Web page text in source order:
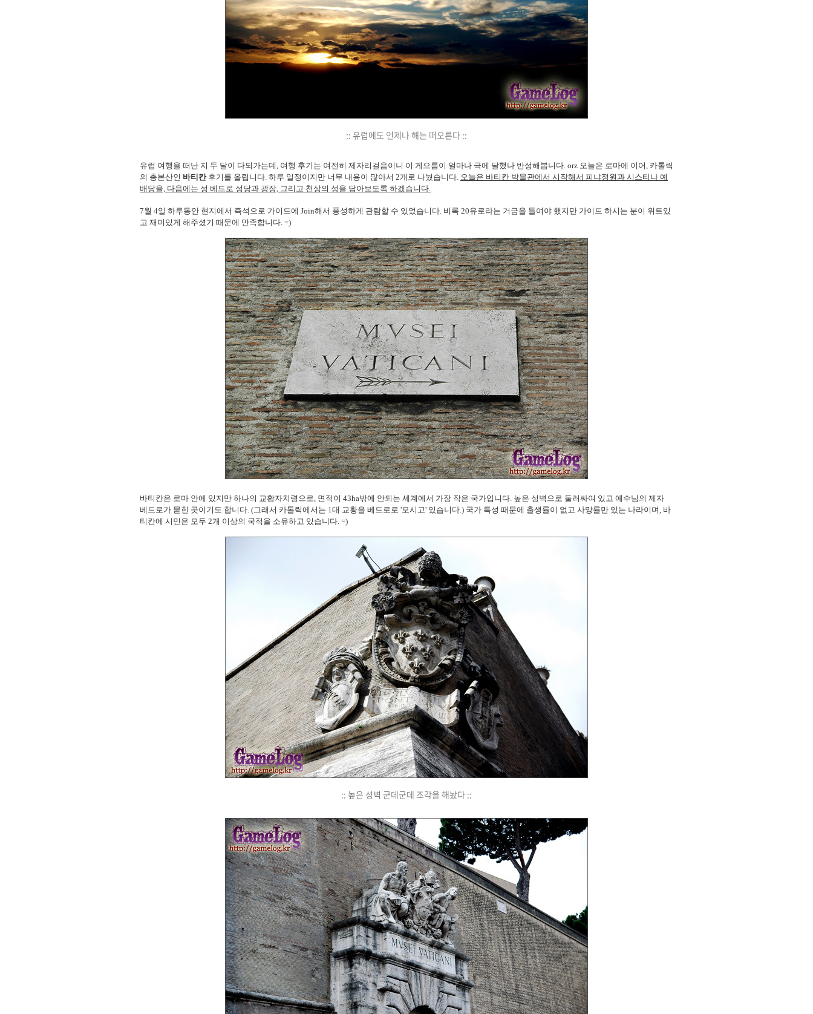
:: 유럽에도 언제나 해는 떠오른다 ::
유럽 여행을 떠난 지 두 달이 다되가는데, 여행 후기는 여전히 제자리걸음이니 이 게으름이 얼마나 극에 달했나 반성해봅니다. orz 오늘은 로마에 이어, 카톨릭
의 총본산인 바티칸후기를 올립니다. 하루 일정이지만 너무 내용이 많아서 2개로 나눴습니다. 오늘은 바티칸 박물관에서 시작해서 피냐정원과 시스티나 예
배당을, 다음에는 성 베드로 성당과 광장, 그리고 천상의 성을 담아보도록 하겠습니다.
7월 4일 하루동안 현지에서 즉석으로 가이드에 Join해서 풍성하게 관람할 수 있었습니다. 비록 20유로라는 거금을 들여야 했지만 가이드 하시는 분이 위트있
고 재미있게 해주셨기 때문에 만족합니다. =)
바티칸은 로마 안에 있지만 하나의 교황자치령으로, 면적이 43ha밖에 안되는 세계에서 가장 작은 국가입니다. 높은 성벽으로 둘러싸여 있고 예수님의 제자
베드로가 묻힌 곳이기도 합니다. (그래서 카톨릭에서는 1대 교황을 베드로로 '모시고' 있습니다.) 국가 특성 때문에 출생률이 없고 사망률만 있는 나라이며, 바
티칸에 시민은 모두 2개 이상의 국적을 소유하고 있습니다. =)
:: 높은 성벽 군데군데 조각을 해놨다 ::